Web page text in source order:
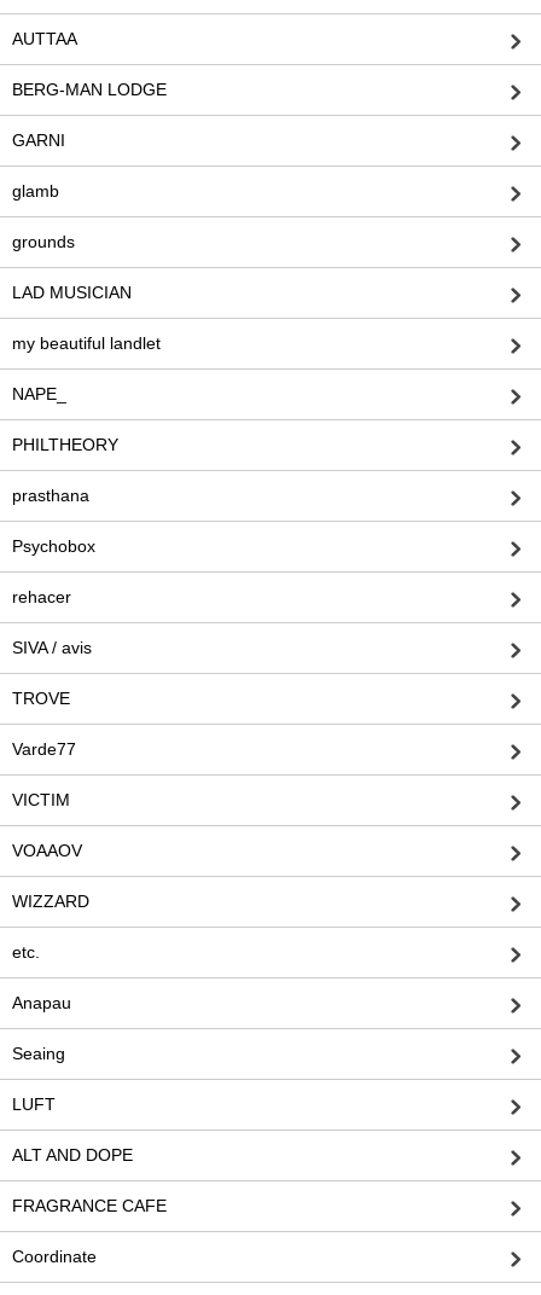
AUTTAA
BERG-MAN LODGE
GARNI
glamb
grounds
LAD MUSICIAN
my beautiful landlet
NAPE_
PHILTHEORY
prasthana
Psychobox
rehacer
SIVA / avis
TROVE
Varde77
VICTIM
VOAAOV
WIZZARD
etc.
Anapau
Seaing
LUFT
ALT AND DOPE
FRAGRANCE CAFE
Coordinate